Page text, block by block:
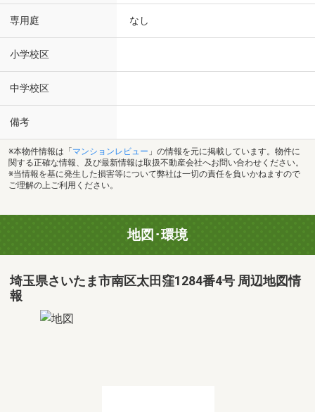
専用庭 なし
小学校区
中学校区
備考
※本物件情報は「 マンションレビュー 」の情報を元に掲載しています。物件に
関する正確な情報、及び最新情報は取扱不動産会社へお問い合わせください。
※当情報を基に発生した損害等について弊社は一切の責任を負いかねますので
ご理解の上ご利用ください。
地図･環境
埼玉県さいたま市南区太田窪1284番4号 周辺地図情
報